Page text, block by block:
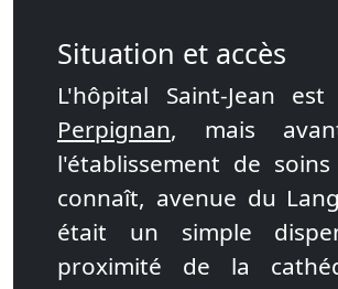
Situation et accès
L'hôpital Saint-Jean
Perpignan, mais
l'établissement de
connaît, avenue du
était un simple
proximité de la